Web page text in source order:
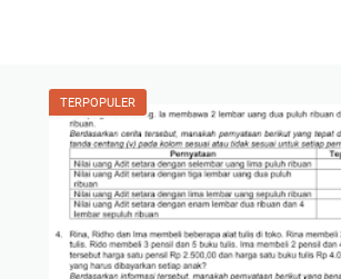
TERPOPULER